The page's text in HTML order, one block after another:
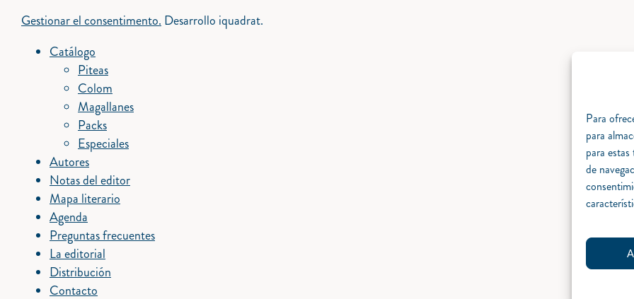
Para
para
para
de
Gestionar el consentimento.Desarrollo iquadrat.
Catálogo
Piteas
Colom
Magallanes
Packs
Especiales
Autores
Notas del editor
Mapa literario
Agenda
Preguntas frecuentes
La editorial
Distribución
Contacto